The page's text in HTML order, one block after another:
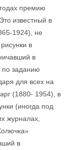
премию
известный в
1924), не
в
в
по заданию
для всех на
(1880- 1954), в
(иногда под
журналах,
в